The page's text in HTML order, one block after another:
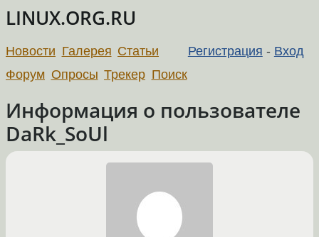
LINUX.ORG.RU
Регистрация - Вход
Новости Галерея Статьи
Форум Опросы Трекер Поиск
Информация о пользователе
DaRk_SoUl